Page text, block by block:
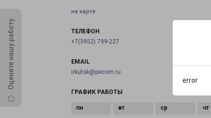
error
Оцените нашу работу
на карте
ТЕЛЕФОН
+7(3952) 799-227
EMAIL
irkutsk@pecom.ru
ГРАФИК РАБОТЫ